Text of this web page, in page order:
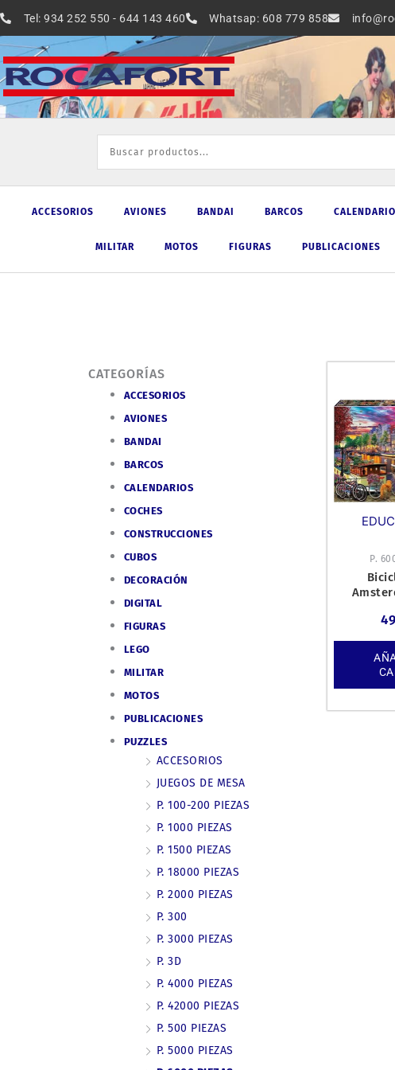
al
contenido
Tel: 934 252 550 - 644 143 460 Whatsap: 608 779 858
ACCESORIOS AVIONES BANDAI BARCOS
MILITAR MOTOS FIGURAS PUBLICACIONES
CATEGORÍAS
ACCESORIOS
AVIONES
BANDAI
BARCOS
CALENDARIOS
COCHES
CONSTRUCCIONES
CUBOS
DECORACIÓN
DIGITAL
FIGURAS
LEGO
MILITAR
MOTOS
PUBLICACIONES
PUZZLES
ACCESORIOS
JUEGOS DE MESA
P. 100-200 PIEZAS
P. 1000 PIEZAS
P. 1500 PIEZAS
P. 18000 PIEZAS
P. 2000 PIEZAS
P. 300
P. 3000 PIEZAS
P. 3D
P. 4000 PIEZAS
P. 42000 PIEZAS
P. 500 PIEZAS
P. 5000 PIEZAS
P.